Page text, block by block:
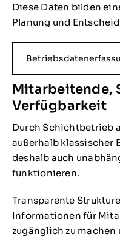
Diese Daten bilden
Planung und
Mitarbeitende,
Verfügbarkeit
Durch Schichtbetrieb
außerhalb klassischer
deshalb auch
funktionieren.
Transparente
Informationen für
zugänglich zu machen